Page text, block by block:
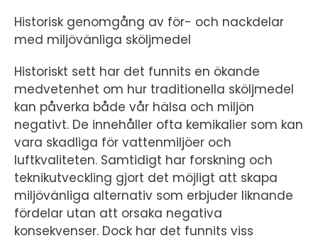
Historisk genomgång av för- och nackdelar
med miljövänliga sköljmedel
Historiskt sett har det funnits en ökande
medvetenhet om hur traditionella sköljmedel
kan påverka både vår hälsa och miljön
negativt. De innehåller ofta kemikalier som kan
vara skadliga för vattenmiljöer och
luftkvaliteten. Samtidigt har forskning och
teknikutveckling gjort det möjligt att skapa
miljövänliga alternativ som erbjuder liknande
fördelar utan att orsaka negativa
konsekvenser. Dock har det funnits viss